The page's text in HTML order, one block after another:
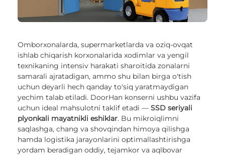
Omborxonalarda, supermarketlarda va oziq-ovqat
ishlab chiqarish korxonalarida xodimlar va yengil
texnikaning intensiv harakati sharoitida zonalarni
samarali ajratadigan, ammo shu bilan birga o'tish
uchun deyarli hech qanday to'siq yaratmaydigan
yechim talab etiladi. DoorHan konserni ushbu vazifa
uchun ideal mahsulotni taklif etadi — SSD seriyali
plyonkali mayatnikli eshiklar. Bu mikroiqlimni
saqlashga, chang va shovqindan himoya qilishga
hamda logistika jarayonlarini optimallashtirishga
yordam beradigan oddiy, tejamkor va aqlbovar